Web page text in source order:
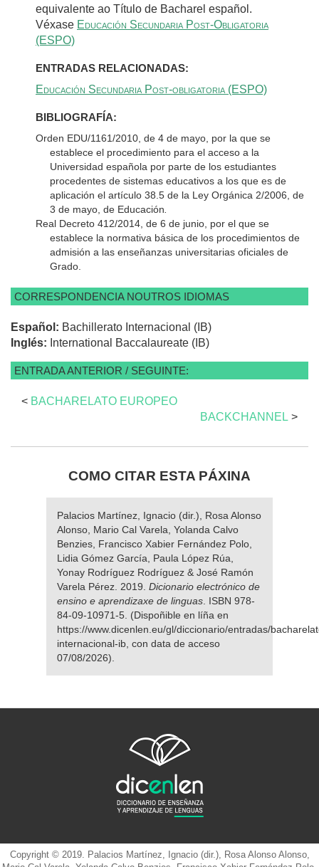
equivalente ao Título de Bacharel español.
Véxase Educación Secundaria Post-Obligatoria
(ESPO)
ENTRADAS RELACIONADAS:
Educación Secundaria Post-obligatoria (ESPO)
BIBLIOGRAFÍA:
Orden EDU/1161/2010, de 4 de mayo, por la que se
establece el procedimiento para el acceso a la
Universidad española por parte de los estudiantes
procedentes de sistemas educativos a los que es de
aplicación el artículo 38.5 de la Ley Orgánica 2/2006, de
3 de mayo, de Educación
Real Decreto 412/2014, de 6 de junio, por el que se
establece la normativa básica de los procedimientos de
admisión a las enseñanzas universitarias oficiales de
Grado.
CORRESPONDENCIA NOUTROS IDIOMAS
Español: Bachillerato Internacional (IB)
Inglés: International Baccalaureate (IB)
ENTRADA ANTERIOR / SEGUINTE:
< BACHARELATO EUROPEO
BACKCHANNEL >
COMO CITAR ESTA PÁXINA
Palacios Martínez, Ignacio (dir.), Rosa Alonso
Alonso, Mario Cal Varela, Yolanda Calvo
Benzies, Francisco Xabier Fernández Polo,
Lidia Gómez García, Paula López Rúa,
Yonay Rodríguez Rodríguez & José Ramón
Varela Pérez. 2019. Dicionario electrónico de
ensino e aprendizaxe de linguas . ISBN 978-
84-09-10971-5. (Dispoñible en líña en
https://www.dicenlen.eu/gl/diccionario/entradas/
internacional-ib, con data de acceso
07/08/2026).
Copyright © 2019. Palacios Martínez, Ignacio (dir.), Rosa Alonso Alonso,